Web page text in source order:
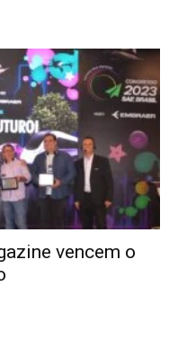
vencem o